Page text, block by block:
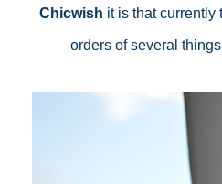
Chicwish it is that currently
orders of several